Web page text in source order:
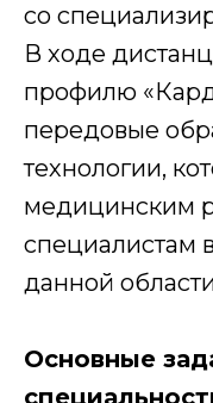
со
В ходе
профилю
передовые
технологии,
медицинским
специалистам
данной
Основные